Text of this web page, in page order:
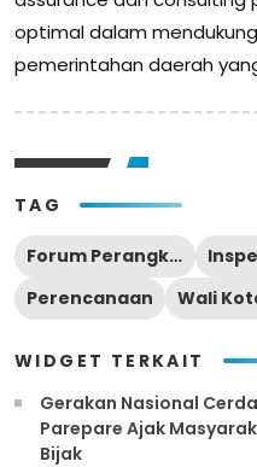
optimal dalam
pemerintahan daerah
TAG
Forum Perangkat Daerah
Perencanaan
WIDGET TERKAIT
Gerakan Nasional
Parepare Ajak
Bijak